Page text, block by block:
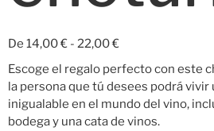
De 14,00€ - 22,00€
Escoge el regalo perfecto con este
la persona que tú desees podrá vivir
inigualable en el mundo del vino,
bodega y una cata de vinos.